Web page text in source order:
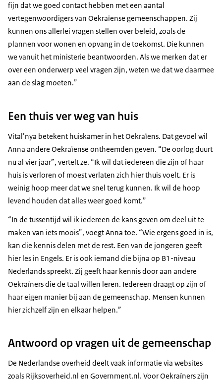
fijn dat we goed contact hebben met een aantal
vertegenwoordigers van Oekraïense gemeenschappen. Zij
kunnen ons allerlei vragen stellen over beleid, zoals de
plannen voor wonen en opvang in de toekomst. Die kunnen
we vanuit het ministerie beantwoorden. Als we merken dat er
over een onderwerp veel vragen zijn, weten we dat we daarmee
aan de slag moeten.”
Een thuis ver weg van huis
Vital’nya betekent huiskamer in het Oekraïens. Dat gevoel wil
Anna andere Oekraïense ontheemden geven. “De oorlog duurt
nu al vier jaar”, vertelt ze. “Ik wil dat iedereen die zijn of haar
huis is verloren of moest verlaten zich hier thuis voelt. Er is
weinig hoop meer dat we snel terug kunnen. Ik wil de hoop
levend houden dat alles weer goed komt.”
“In de tussentijd wil ik iedereen de kans geven om deel uit te
maken van iets moois”, voegt Anna toe. “Wie ergens goed in is,
kan die kennis delen met de rest. Een van de jongeren geeft
hier les in Engels. Er is ook iemand die bijna op B1-niveau
Nederlands spreekt. Zij geeft haar kennis door aan andere
Oekraïners die de taal willen leren. Iedereen draagt op zijn of
haar eigen manier bij aan de gemeenschap. Mensen kunnen
hier zichzelf zijn en elkaar helpen.”
Antwoord op vragen uit de gemeenschap
De Nederlandse overheid deelt vaak informatie via websites
zoals Rijksoverheid.nl en Government.nl. Voor Oekraïners zijn